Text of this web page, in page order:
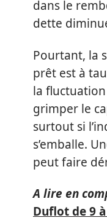
dans le
dette
Pourtant, la
prêt est à
la
grimper le
surtout si
s’emballe.
peut faire
A lire en
Duflot de 9